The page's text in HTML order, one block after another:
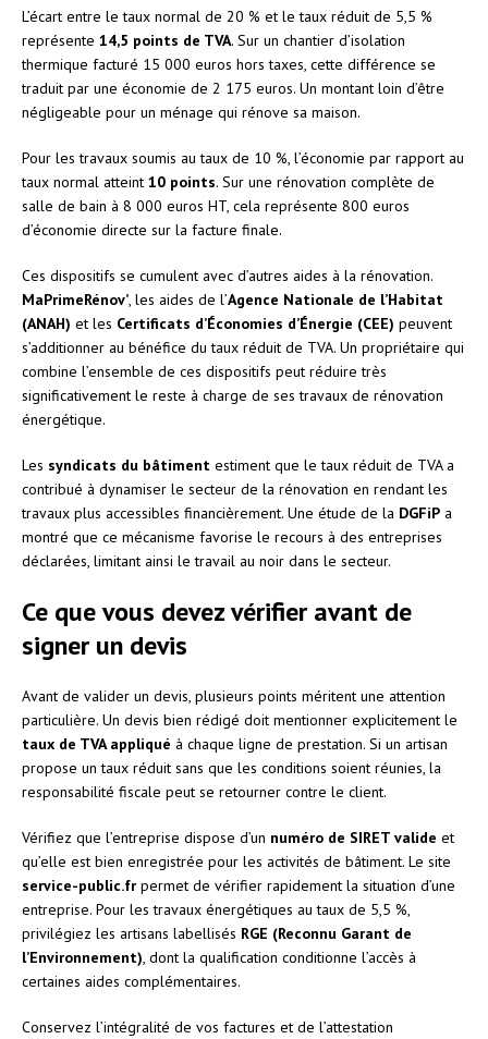
L’écart entre le taux normal de 20 % et le taux réduit de 5,5 %
représente 14,5 points de TVA. Sur un chantier d’isolation
thermique facturé 15 000 euros hors taxes, cette différence se
traduit par une économie de 2 175 euros. Un montant loin d’être
négligeable pour un ménage qui rénove sa maison.
Pour les travaux soumis au taux de 10 %, l’économie par rapport au
taux normal atteint 10 points. Sur une rénovation complète de
salle de bain à 8 000 euros HT, cela représente 800 euros
d’économie directe sur la facture finale.
Ces dispositifs se cumulent avec d’autres aides à la rénovation.
MaPrimeRénov’ , les aides de l’Agence Nationale de l’Habitat
(ANAH) et les Certificats d’Économies d’Énergie (CEE) peuvent
s’additionner au bénéfice du taux réduit de TVA. Un propriétaire qui
combine l’ensemble de ces dispositifs peut réduire très
significativement le reste à charge de ses travaux de rénovation
énergétique.
Les syndicats du bâtiment estiment que le taux réduit de TVA a
contribué à dynamiser le secteur de la rénovation en rendant les
travaux plus accessibles financièrement. Une étude de la DGFiP a
montré que ce mécanisme favorise le recours à des entreprises
déclarées, limitant ainsi le travail au noir dans le secteur.
Ce que vous devez vérifier avant de
signer un devis
Avant de valider un devis, plusieurs points méritent une attention
particulière. Un devis bien rédigé doit mentionner explicitement le
taux de TVA appliqué à chaque ligne de prestation. Si un artisan
propose un taux réduit sans que les conditions soient réunies, la
responsabilité fiscale peut se retourner contre le client.
Vérifiez que l’entreprise dispose d’un numéro de SIRET valide et
qu’elle est bien enregistrée pour les activités de bâtiment. Le site
service-public.fr permet de vérifier rapidement la situation d’une
entreprise. Pour les travaux énergétiques au taux de 5,5 %,
privilégiez les artisans labellisés RGE (Reconnu Garant de
l’Environnement) , dont la qualification conditionne l’accès à
certaines aides complémentaires.
Conservez l’intégralité de vos factures et de l’attestation